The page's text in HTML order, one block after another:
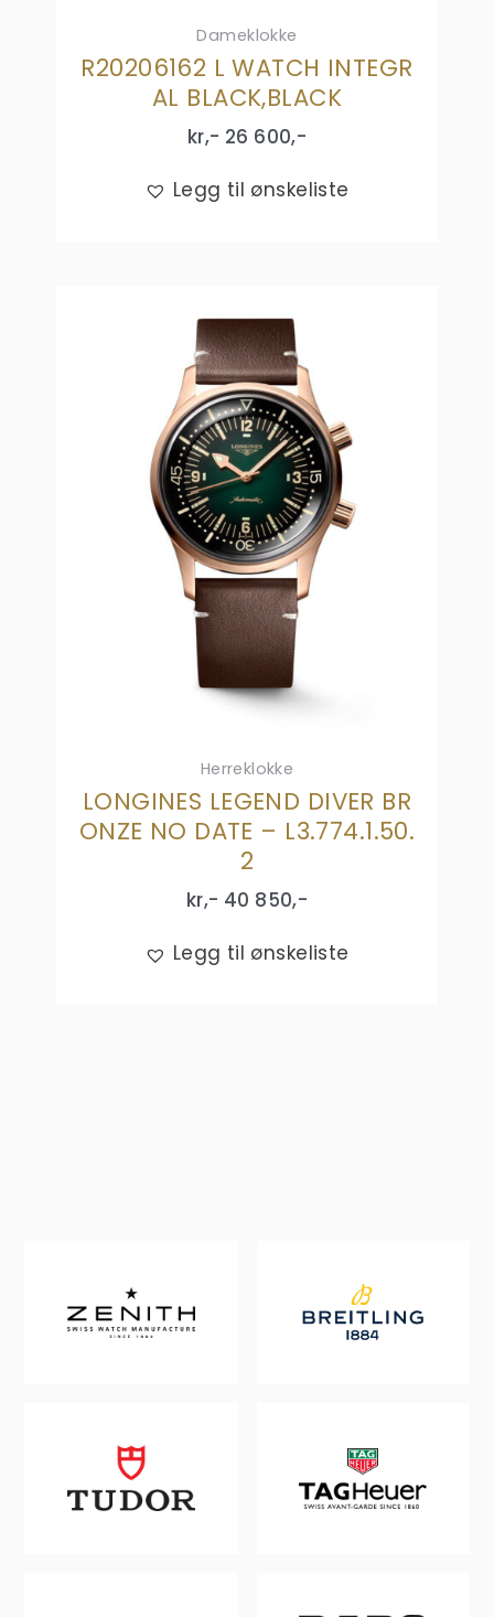
Dameklokke
R20206162 L WATCH INTEGR
AL BLACK,BLACK
kr,- 26 600,-
Legg til ønskeliste
Herreklokke
LONGINES LEGEND DIVER BR
ONZE NO DATE – L3.774.1.50.
2
kr,- 40 850,-
Legg til ønskeliste